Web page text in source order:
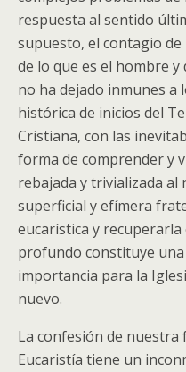
respuesta al sentido
supuesto, el contagio
de lo que es el hombre
no ha dejado inmunes a
histórica de inicios del
Cristiana, con las
forma de comprender y
rebajada y trivializada al
superficial y efímera
eucarística y
profundo constituye
importancia para la
nuevo.
La confesión de nuestra
Eucaristía tiene un